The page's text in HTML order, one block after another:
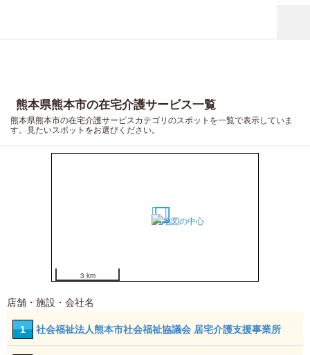
熊本県熊本市の在宅介護サービス一覧
熊本県熊本市の在宅介護サービスカテゴリのスポットを一覧で表示していま
す。見たいスポットをお選びください。
9
17
19
3 km
店舗・施設・会社名
1 社会福祉法人熊本市社会福祉協議会 居宅介護支援事業所